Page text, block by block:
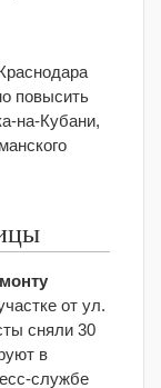
повысить
на-Кубани,
от ул.
сняли 30
в
службе